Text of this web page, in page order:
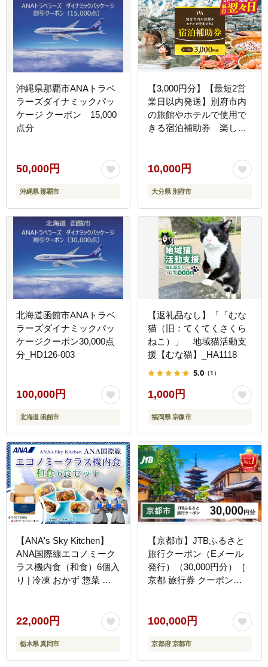
泉 別府観光 地獄めぐり
旅 おすすめ 人気 体験型
節約_B030-005
沖縄県那覇市ANAトラベ
ラーズダイナミックパッ
ケージ クーポン 15,000
点分
50,000円
沖縄県 那覇市
【3,000円分】【最短2営
業日以内発送】別府市内
の旅館やホテルで使用で
きる宿泊補助券 楽しい
15000円 3万円 9万円 15
万円 30万円 ホテル 旅館
温泉 旅行 観光 トラベル
宿泊補助券 チケット クー
ポン 宿泊 お泊り 別府温
泉 別府観光 地獄めぐり
旅 おすすめ 人気 体験型
節約_B030-001
10,000円
大分県 別府市
北海道函館市ANAトラベ
ラーズダイナミックパッ
ケージクーポン30,000点
分_HD126-003
100,000円
北海道 函館市
【返礼品なし】「「むな
猫（旧：てくてくさくら
ねこ）」 地域猫活動支
援【むな猫】_HA1118
5.0 （1）
1,000円
福岡県 宗像市
【ANA's Sky Kitchen】
ANA国際線エコノミーク
ラス機内食（和食）6個入
り | 冷凍 おかず 惣菜 時
無料
22,000円
栃木県 真岡市
【京都市】JTBふるさと
旅行クーポン（Eメール
発行）（30,000円分）［
京都 旅行券 クーポン
フト 宿泊券 ホテル 旅館
宿泊 観光 グルメ 人気 お
すすめ ふるさと納税 ］
100,000円
京都府 京都市